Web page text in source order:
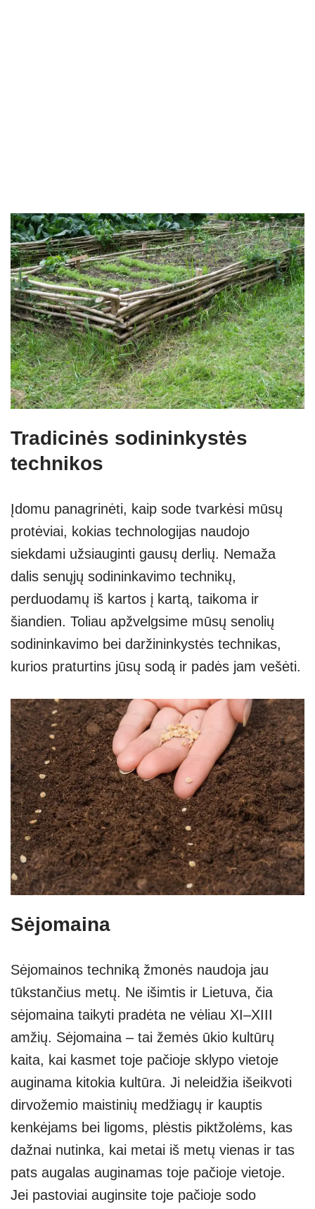
Tradicinės sodininkystės
technikos
Įdomu panagrinėti, kaip sode tvarkėsi mūsų
protėviai, kokias technologijas naudojo
siekdami užsiauginti gausų derlių. Nemaža
dalis senųjų sodininkavimo technikų,
perduodamų iš kartos į kartą, taikoma ir
šiandien. Toliau apžvelgsime mūsų senolių
sodininkavimo bei daržininkystės technikas,
kurios praturtins jūsų sodą ir padės jam vešėti.
Sėjomaina
Sėjomainos techniką žmonės naudoja jau
tūkstančius metų. Ne išimtis ir Lietuva, čia
sėjomaina taikyti pradėta ne vėliau XI–XIII
amžių. Sėjomaina – tai žemės ūkio kultūrų
kaita, kai kasmet toje pačioje sklypo vietoje
auginama kitokia kultūra. Ji neleidžia išeikvoti
dirvožemio maistinių medžiagų ir kauptis
kenkėjams bei ligoms, plėstis piktžolėms, kas
dažnai nutinka, kai metai iš metų vienas ir tas
pats augalas auginamas toje pačioje vietoje.
Jei pastoviai auginsite toje pačioje sodo